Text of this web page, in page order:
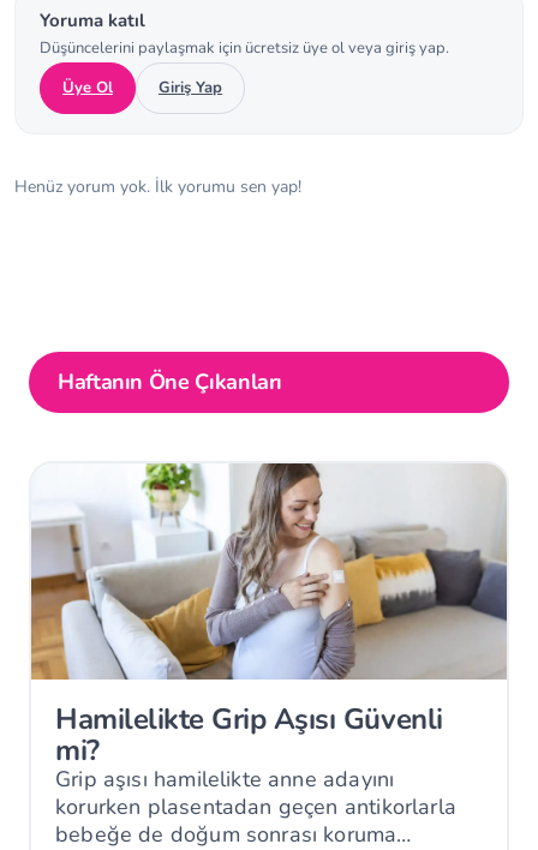
Yoruma katıl
Düşüncelerini paylaşmak için ücretsiz üye ol veya giriş yap.
Üye Ol
Giriş Yap
Henüz yorum yok. İlk yorumu sen yap!
Haftanın Öne Çıkanları
Hamilelikte Grip Aşısı Güvenli
mi?
Grip aşısı hamilelikte anne adayını
korurken plasentadan geçen antikorlarla
bebeğe de doğum sonrası koruma